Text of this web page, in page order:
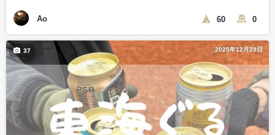
Ao 60 0
2025年12月29日
37